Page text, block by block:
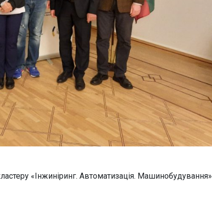
«Інжиніринг. Автоматизація. Машинобудування»